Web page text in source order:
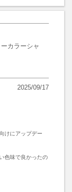
カラーシャ
2025/09/17
けにアップデー
色味で良かったの